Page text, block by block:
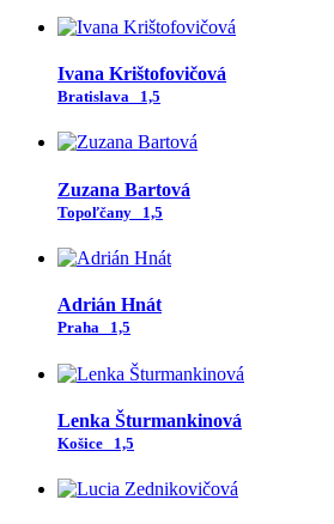
Ivana Krištofovičová
Bratislava 1,5
Zuzana Bartová
Topoľčany 1,5
Adrián Hnát
Praha 1,5
Lenka Šturmankinová
Košice 1,5